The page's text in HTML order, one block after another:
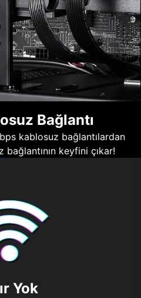
Bağlantı
kablosuz bağlantılardan
keyfini çıkar!
Yok